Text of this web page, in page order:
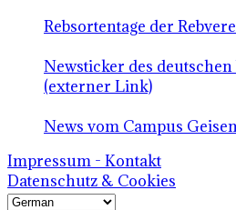
Rebsortentage der
Newsticker des
(externer Link)
News vom Campus
Impressum - Kontakt
Datenschutz & Cookies